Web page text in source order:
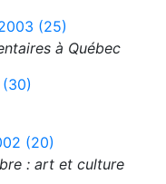
(25)
à Québec
(20)
: art et culture